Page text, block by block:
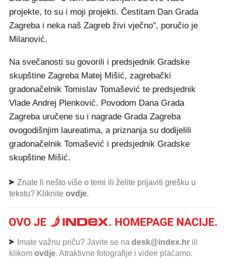
projekte, to su i moji projekti. Čestitam Dan Grada
Zagreba i neka naš Zagreb živi vječno", poručio je
Milanović.
Na svečanosti su govorili i predsjednik Gradske
skupštine Zagreba Matej Mišić, zagrebački
gradonačelnik Tomislav Tomašević te predsjednik
Vlade Andrej Plenković. Povodom Dana Grada
Zagreba uručene su i nagrade Grada Zagreba
ovogodišnjim laureatima, a priznanja su dodijelili
gradonačelnik Tomašević i predsjednik Gradske
skupštine Mišić.
Znate li nešto više o temi ili želite prijaviti grešku u
tekstu? Kliknite ovdje.
Imate važnu priču? Javite se na desk@index.hr ili
klikom ovdje. Atraktivne fotografije i videe plaćamo.